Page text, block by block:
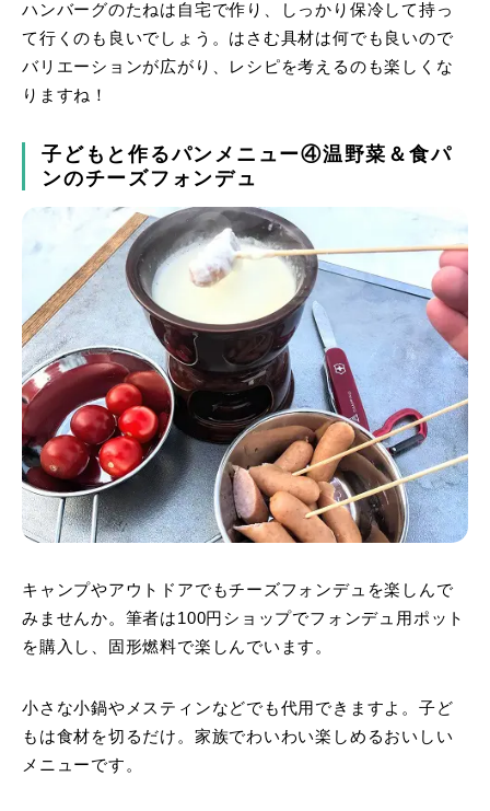
ハンバーグのたねは自宅で作り、しっかり保冷して持っ
て行くのも良いでしょう。はさむ具材は何でも良いので
バリエーションが広がり、レシピを考えるのも楽しくな
りますね！
子どもと作るパンメニュー④温野菜＆食パ
ンのチーズフォンデュ
キャンプやアウトドアでもチーズフォンデュを楽しんで
みませんか。筆者は100円ショップでフォンデュ用ポット
を購入し、固形燃料で楽しんでいます。
小さな小鍋やメスティンなどでも代用できますよ。子ど
もは食材を切るだけ。家族でわいわい楽しめるおいしい
メニューです。